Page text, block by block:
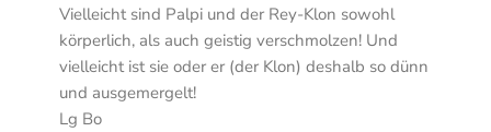
Vielleicht sind Palpi und der Rey-Klon sowohl
körperlich, als auch geistig verschmolzen! Und
vielleicht ist sie oder er (der Klon) deshalb so dünn
und ausgemergelt!
Lg Bo